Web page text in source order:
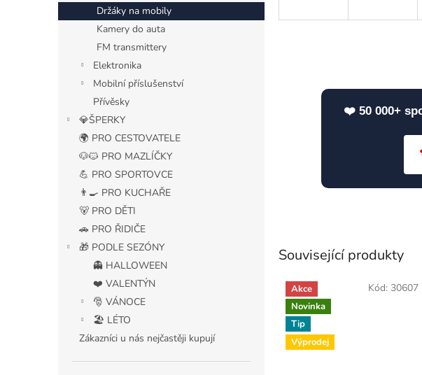
Držáky na mobily
Kamery do auta
FM transmittery
Elektronika
Mobilní příslušenství
Přívěsky
💎ŠPERKY
🌍 PRO CESTOVATELE
🐶🐱 PRO MAZLÍČKY
💪 PRO SPORTOVCE
👨‍🍳 PRO KUCHAŘE
🐻 PRO DĚTI
🚗 PRO ŘIDIČE
🎁 PODLE SEZÓNY
👻 HALLOWEEN
❤️ VALENTÝN
🎅 VÁNOCE
🏖️ LÉTO
Zákazníci u nás nejčastěji kupují
❤️ 50 000+
Související produkty
Akce
Novinka
Tip
Výprodej
Kód: 30607